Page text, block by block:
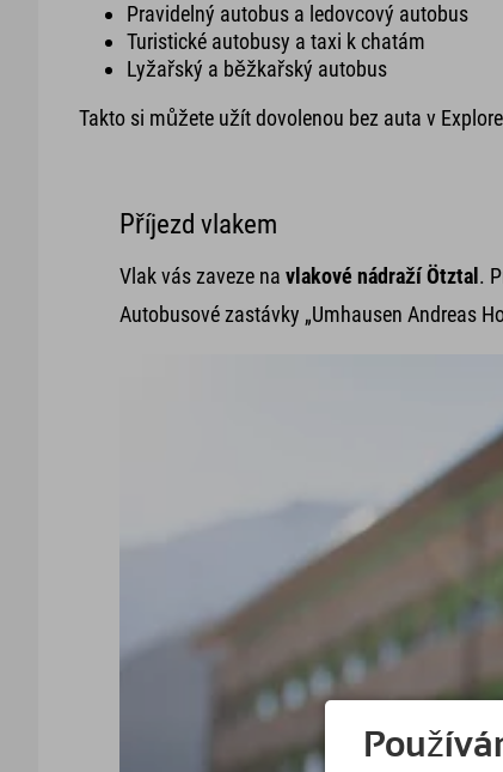
Pravidelný autobus a ledovcový autobus
Turistické autobusy a taxi k chatám
Lyžařský a běžkařský autobus
Takto si můžete užít dovolenou bez auta v
Příjezd vlakem
Vlak vás zaveze navlakové nádraží Ötztal .
Autobusové zastávky „Umhausen Andreas